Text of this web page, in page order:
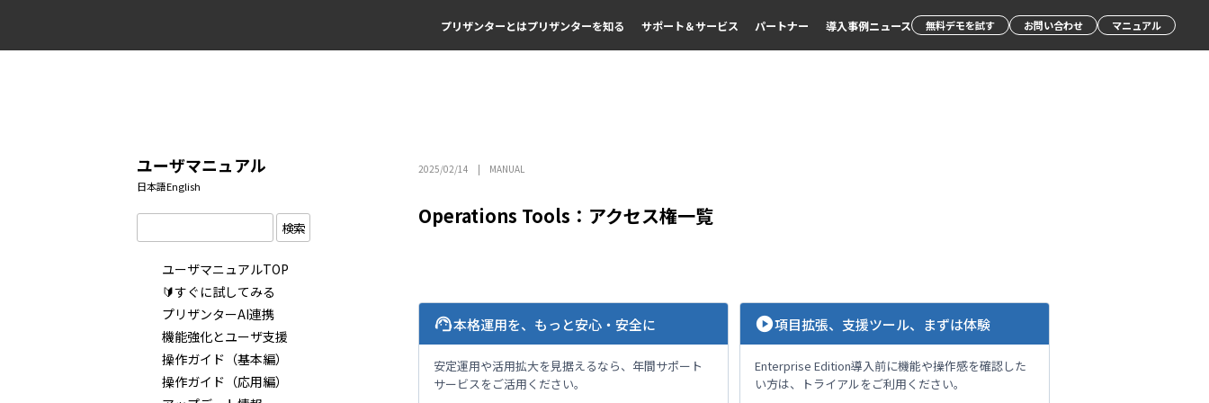
プリザンターとはプリザンターを知る サポート＆サービス パートナー 導入事例ニュース 無料デモを試す お問い合わせ マニュアル
ユーザマニュアル
日本語English
検索
ユーザマニュアルTOP
🔰すぐに試してみる
プリザンターAI連携
機能強化とユーザ支援
操作ガイド（基本編）
操作ガイド（応用編）
2025/02/14 MANUAL
Operations Tools：アクセス権一覧
support_agent本格運用を、もっと安心・安全に
安定運用や活用拡大を見据えるなら、年間サポート
サービスをご活用ください。
play_circle項目拡張、支援ツール、まずは体験
Enterprise Edition導入前に機能や操作感を確認した
い方は、トライアルをご利用ください。